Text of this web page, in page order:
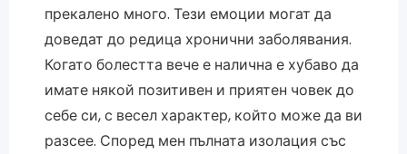
прекалено много. Тези емоции могат да
доведат до редица хронични заболявания.
Когато болестта вече е налична е хубаво да
имате някой позитивен и приятен човек до
себе си, с весел характер, който може да ви
разсее. Според мен пълната изолация със